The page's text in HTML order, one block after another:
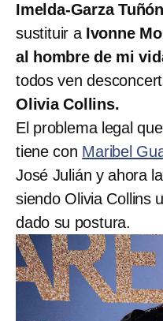
Imelda-Garza
sustituir a Ivonne
al hombre de mi
todos ven
Olivia Collins.
El problema legal
tiene con Maribel
José Julián y ahora
siendo Olivia Collins
dado su postura.